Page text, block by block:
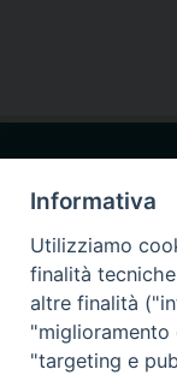
Informativa
Utilizziamo
finalità
altre finalità
"miglioramento
"targeting e